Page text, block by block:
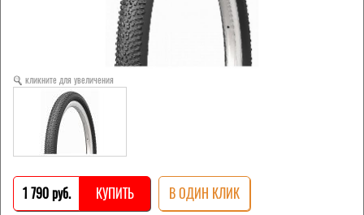
кликните для увеличения
1 790 pуб. КУПИТЬ В ОДИН КЛИК